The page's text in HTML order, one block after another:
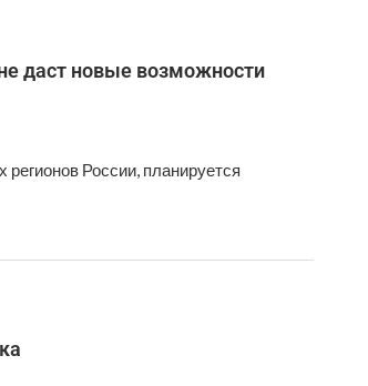
даст новые возможности
регионов России, планируется